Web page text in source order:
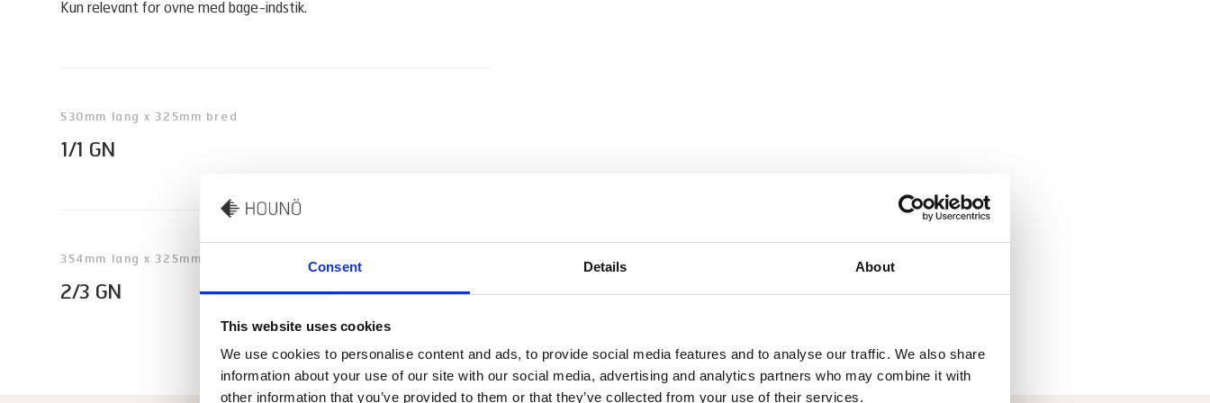
Consent Details About
This website uses cookies
We use cookies to personalise content and ads, to provide social media features and to analyse our traffic. We also share
information about your use of our site with our social media, advertising and analytics partners who may combine it with
other information that you’ve provided to them or that they’ve collected from your use of their services.
Kun relevant for ovne med bage-indstik.
530mm lang x 325mm bred
1/1 GN
354mm lang x 325mm bred
2/3 GN